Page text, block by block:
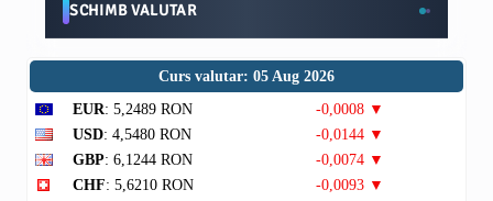
SCHIMB VALUTAR
Curs valutar: 05 Aug 2026
EUR: 5,2489 RON
-0,0008 ▼
USD: 4,5480 RON
-0,0144 ▼
GBP: 6,1244 RON
-0,0074 ▼
CHF: 5,6210 RON
-0,0093 ▼